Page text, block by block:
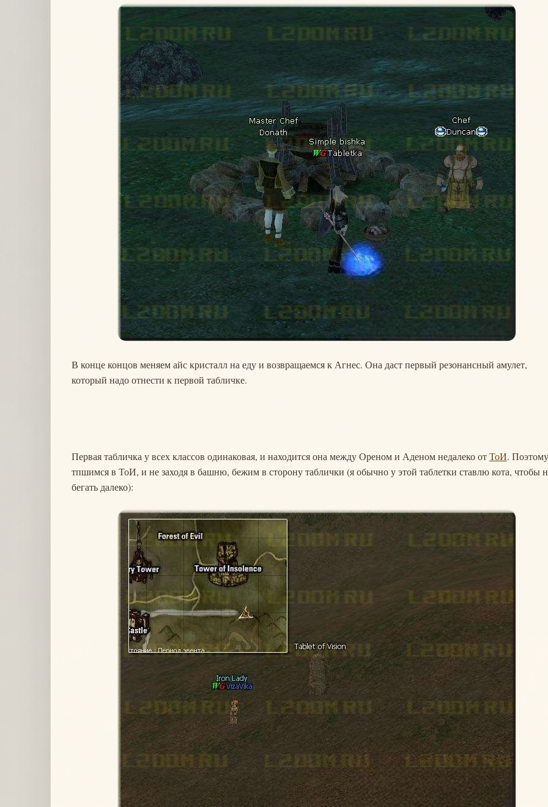
В конце концов меняем айс кристалл на еду и возвращаемся к Агнес. Она даст первый резонансный амулет,
который надо отнести к первой табличке.
Первая табличка у всех классов одинаковая, и находится она между Ореном и Аденом недалеко отТоИ. Поэтому
тпшимся в ТоИ, и не заходя в башню, бежим в сторону таблички (я обычно у этой таблетки ставлю кота, чтобы
бегать далеко):